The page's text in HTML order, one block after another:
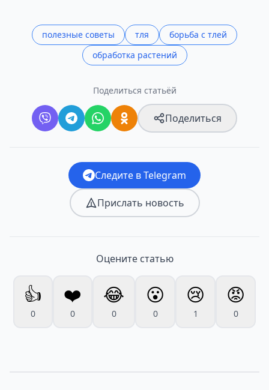
полезные советы тля
борьба с тлей
обработка растений
Поделиться статьёй
Поделиться
Следите в Telegram
Прислать новость
Оцените статью
👍
0
❤️
0
😂
0
😮
0
😢
1
😡
0